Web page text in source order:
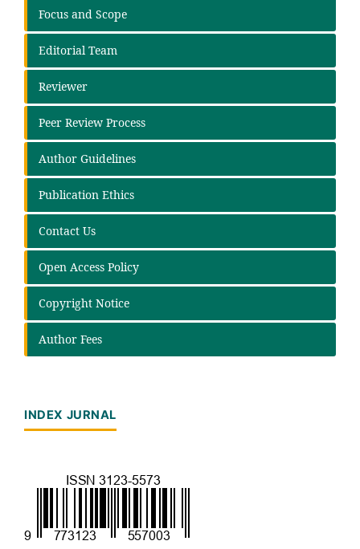
Focus and Scope
Editorial Team
Reviewer
Peer Review Process
Author Guidelines
Publication Ethics
Contact Us
Open Access Policy
Copyright Notice
Author Fees
INDEX JURNAL